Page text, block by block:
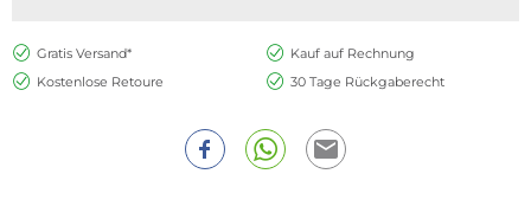
Gratis Versand*
Kauf auf Rechnung
Kostenlose Retoure
30 Tage Rückgaberecht